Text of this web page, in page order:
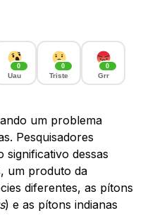
0
Uau
0
Triste
0
Grr
um problema
Pesquisadores
dessas
um produto da
diferentes, as pítons
) e as pítons indianas